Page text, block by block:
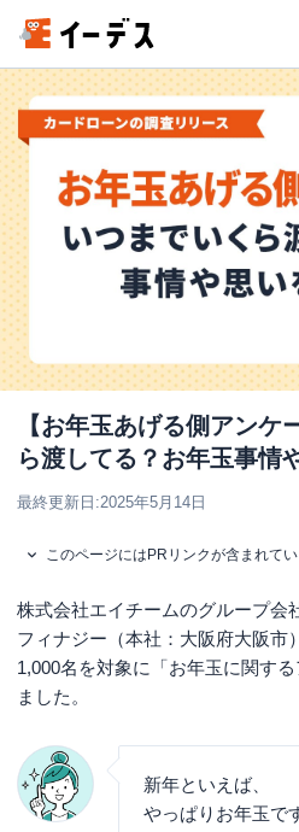
【お年玉あげる側アンケ
ら渡してる？お年玉事情
最終更新日:2025年5月14日
このページにはPRリンクが含まれて
株式会社エイチームのグループ会
フィナジー（本社：大阪府大阪市
1,000名を対象に「お年玉に関す
ました。
新年といえば、
やっぱりお年玉で